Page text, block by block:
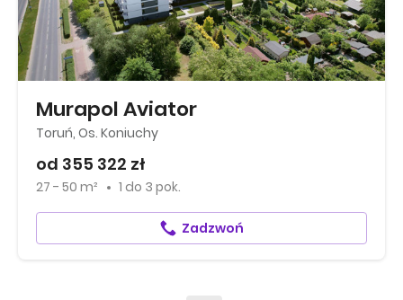
Murapol Aviator
Toruń, Os. Koniuchy
od 355 322 zł
27 - 50 m² 1 do 3 pok.
Zadzwoń